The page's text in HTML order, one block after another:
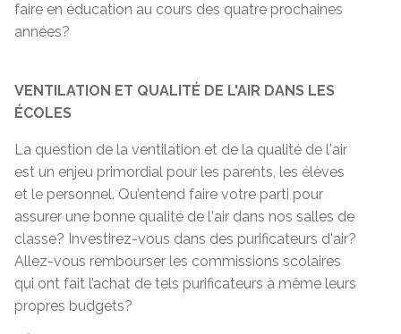
faire en éducation au cours des quatre prochaines
années?
VENTILATION ET QUALITÉ DE L'AIR DANS LES
ÉCOLES
La question de la ventilation et de la qualité de l'air
est un enjeu primordial pour les parents, les élèves
et le personnel. Qu’entend faire votre parti pour
assurer une bonne qualité de l'air dans nos salles de
classe? Investirez-vous dans des purificateurs d'air?
Allez-vous rembourser les commissions scolaires
qui ont fait l’achat de tels purificateurs à même leurs
propres budgets?